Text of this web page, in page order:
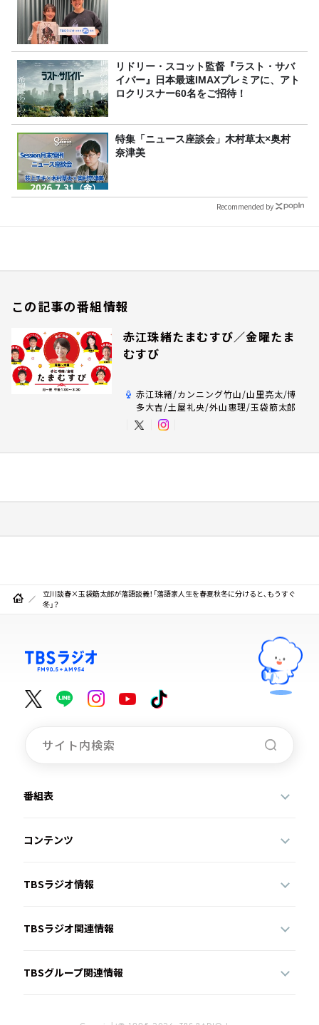
リドリー・スコット監督『ラスト・サバ
イバー』日本最速IMAXプレミアに、アト
ロクリスナー60名をご招待！
特集「ニュース座談会」木村草太×奥村
奈津美
Recommended by
この記事の番組情報
赤江珠緒たまむすび／金曜たま
むすび
赤江珠緒/カンニング竹山/山里亮太/博
多大吉/土屋礼央/外山惠理/玉袋筋太郎
立川談春×玉袋筋太郎が落語談義！「落語家人生を春夏秋冬に分けると、もうすぐ
冬」？
番組表
コンテンツ
TBSラジオ情報
TBSラジオ関連情報
TBSグループ関連情報